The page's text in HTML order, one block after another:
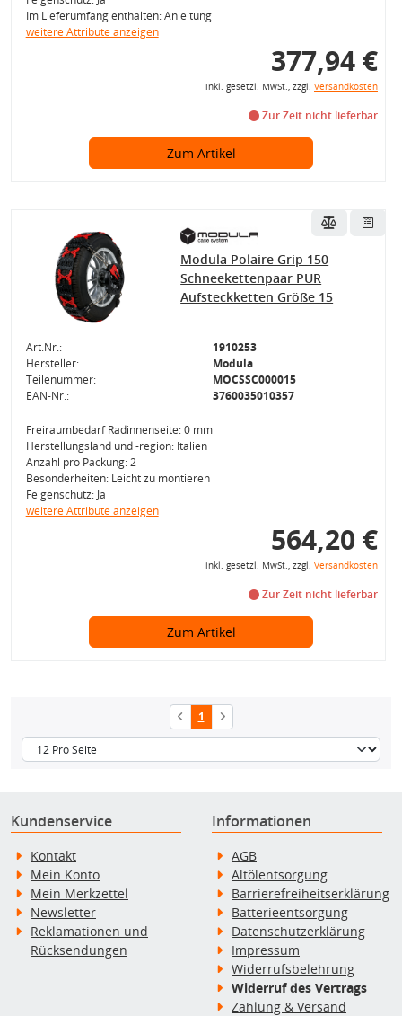
Im Lieferumfang enthalten: Anleitung
weitere Attribute anzeigen
377,94 €
inkl. gesetzl. MwSt., zzgl. Versandkosten
Zur Zeit nicht lieferbar
Zum Artikel
Modula Polaire Grip 150
Schneekettenpaar PUR
Aufsteckketten Größe 15
Art.Nr.:
1910253
Hersteller:
Modula
Teilenummer:
MOCSSC000015
EAN-Nr.:
3760035010357
Freiraumbedarf Radinnenseite: 0 mm
Herstellungsland und -region: Italien
Anzahl pro Packung: 2
Besonderheiten: Leicht zu montieren
Felgenschutz: Ja
weitere Attribute anzeigen
564,20 €
inkl. gesetzl. MwSt., zzgl. Versandkosten
Zur Zeit nicht lieferbar
Zum Artikel
1
Kundenservice
Kontakt
Mein Konto
Mein Merkzettel
Newsletter
Reklamationen und
Rücksendungen
Informationen
AGB
Altölentsorgung
Barrierefreiheitserklärung
Batterieentsorgung
Datenschutzerklärung
Impressum
Widerrufsbelehrung
Widerruf des Vertrags
Zahlung & Versand